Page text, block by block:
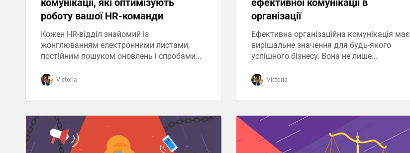
комунікації, які оптимізують
роботу вашої HR-команди
Кожен HR-відділ знайомий із
жонглюванням електронними листами,
постійним пошуком оновлень і спробами...
Victoria
ефективної комунікації в
організації
Ефективна організаційна комунікація має
вирішальне значення для будь-якого
успішного бізнесу. Вона не лише...
Victoria